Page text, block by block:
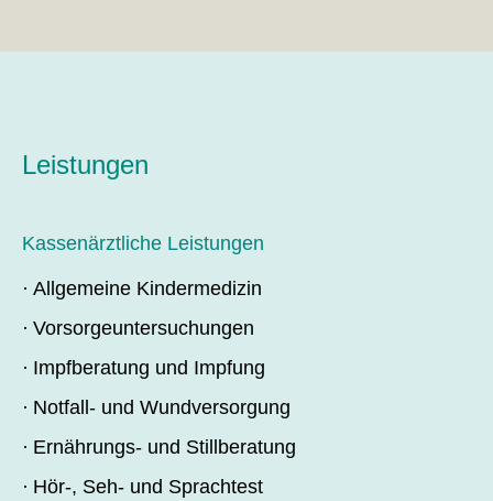
Leistungen
Kassenärztliche Leistungen
Allgemeine Kindermedizin
Vorsorgeuntersuchungen
Impfberatung und Impfung
Notfall- und Wundversorgung
Ernährungs- und Stillberatung
Hör-, Seh- und Sprachtest